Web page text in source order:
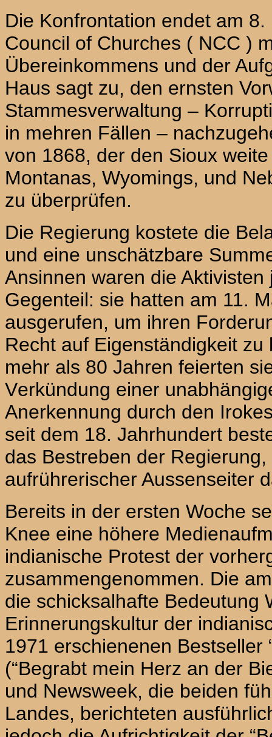
Die Konfrontation endet am
Council of Churches ( NCC )
Übereinkommens und der
Haus sagt zu, den ernsten
Stammesverwaltung –
in mehren Fällen –
von 1868, der den Sioux
Montanas, Wyomings, und
zu überprüfen.
Die Regierung kostete die
und eine unschätzbare
Ansinnen waren die
Gegenteil: sie hatten am 11.
ausgerufen, um ihren
Recht auf Eigenständigkeit
mehr als 80 Jahren feierten
Vеrkündung einer
Anerkennung durch den
seit dem 18. Jahrhundert
das Bestreben der
aufrührerischer Aussenseiter
Bereits in der ersten Woche
Knee eine höhere
indianische Protest der
zusammengenommen. Die
die schicksalhafte Bedeutung
Erinnerungskultur der
1971 erschienenen Bestseller
(“Begrabt mein Herz an der
und Newsweek, die beiden
Landes, berichteten